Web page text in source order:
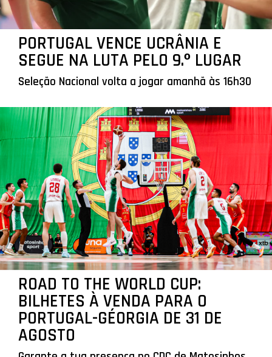
PORTUGAL VENCE UCRÂNIA E
SEGUE NA LUTA PELO 9.º LUGAR
Seleção Nacional volta a jogar amanhã às 16h30
ROAD TO THE WORLD CUP:
BILHETES À VENDA PARA O
PORTUGAL-GÉORGIA DE 31 DE
AGOSTO